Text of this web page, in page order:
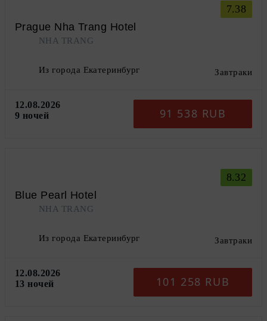
7.38
Prague Nha Trang Hotel
NHA TRANG
Из города Екатеринбург Завтраки
12.08.2026
9 ночей
91 538 RUB
8.32
Blue Pearl Hotel
NHA TRANG
Из города Екатеринбург Завтраки
12.08.2026
13 ночей
101 258 RUB